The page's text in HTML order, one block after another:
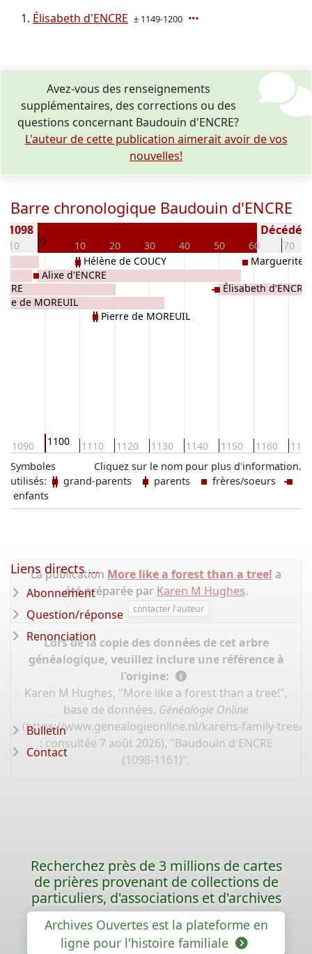
Élisabeth d'ENCRE ± 1149-1200
Avez-vous des renseignements
supplémentaires, des corrections ou des
questions concernant Baudouin d'ENCRE?
L'auteur de cette publication aimerait avoir de vos
nouvelles!
Barre chronologique Baudouin d'ENCRE
-10 0 10 20 30 40 50 60 70
1098
1090 1100 1110 1120 1130 1140 1150 1160 1170
de MOREUIL
Alixe d'ENCRE
Hélène de COUCY
Pierre de MOREUIL
Élisabeth d'ENCRE
Marguerite
Cliquez sur le nom pour plus d'information.
Symboles
utilisés:
grand-parents parents
frères/soeurs
enfants
La publication More like a forest than a tree! a
été préparée par Karen M Hughes.
contacter l'auteur
Lors de la copie des données de cet arbre
généalogique, veuillez inclure une référence à
l'origine:
Karen M Hughes, "More like a forest than a tree!",
base de données, Généalogie Online
(https://www.genealogieonline.nl/karens-family-tree/
: consultée 7 août 2026), "Baudouin d'ENCRE
(1098-1161)".
Liens directs ...
Abonnement
Question/réponse
Renonciation
Bulletin
Contact
Recherchez près de 3 millions de cartes
de prières provenant de collections de
particuliers, d'associations et d'archives
Archives Ouvertes est la plateforme en
ligne pour l'histoire familiale